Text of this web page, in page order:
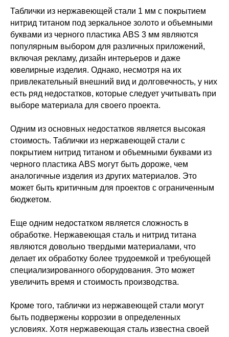
Таблички из нержавеющей стали 1 мм с покрытием
нитрид титаном под зеркальное золото и объемными
буквами из черного пластика ABS 3 мм являются
популярным выбором для различных приложений,
включая рекламу, дизайн интерьеров и даже
ювелирные изделия. Однако, несмотря на их
привлекательный внешний вид и долговечность, у них
есть ряд недостатков, которые следует учитывать при
выборе материала для своего проекта.
Одним из основных недостатков является высокая
стоимость. Таблички из нержавеющей стали с
покрытием нитрид титаном и объемными буквами из
черного пластика ABS могут быть дороже, чем
аналогичные изделия из других материалов. Это
может быть критичным для проектов с ограниченным
бюджетом.
Еще одним недостатком является сложность в
обработке. Нержавеющая сталь и нитрид титана
являются довольно твердыми материалами, что
делает их обработку более трудоемкой и требующей
специализированного оборудования. Это может
увеличить время и стоимость производства.
Кроме того, таблички из нержавеющей стали могут
быть подвержены коррозии в определенных
условиях. Хотя нержавеющая сталь известна своей